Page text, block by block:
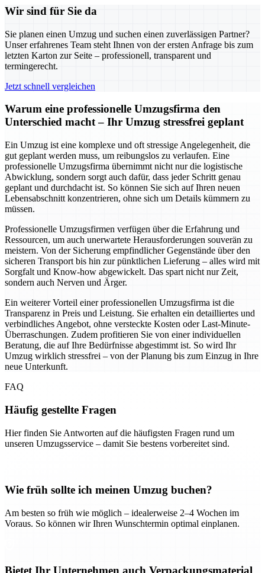
Wir sind für Sie da
Sie planen einen Umzug und suchen einen zuverlässigen Partner?
Unser erfahrenes Team steht Ihnen von der ersten Anfrage bis zum
letzten Karton zur Seite – professionell, transparent und
termingerecht.
Jetzt schnell vergleichen
Warum eine professionelle Umzugsfirma den
Unterschied macht – Ihr Umzug stressfrei geplant
Ein Umzug ist eine komplexe und oft stressige Angelegenheit, die
gut geplant werden muss, um reibungslos zu verlaufen. Eine
professionelle Umzugsfirma übernimmt nicht nur die logistische
Abwicklung, sondern sorgt auch dafür, dass jeder Schritt genau
geplant und durchdacht ist. So können Sie sich auf Ihren neuen
Lebensabschnitt konzentrieren, ohne sich um Details kümmern zu
müssen.
Professionelle Umzugsfirmen verfügen über die Erfahrung und
Ressourcen, um auch unerwartete Herausforderungen souverän zu
meistern. Von der Sicherung empfindlicher Gegenstände über den
sicheren Transport bis hin zur pünktlichen Lieferung – alles wird mit
Sorgfalt und Know-how abgewickelt. Das spart nicht nur Zeit,
sondern auch Nerven und Ärger.
Ein weiterer Vorteil einer professionellen Umzugsfirma ist die
Transparenz in Preis und Leistung. Sie erhalten ein detailliertes und
verbindliches Angebot, ohne versteckte Kosten oder Last-Minute-
Überraschungen. Zudem profitieren Sie von einer individuellen
Beratung, die auf Ihre Bedürfnisse abgestimmt ist. So wird Ihr
Umzug wirklich stressfrei – von der Planung bis zum Einzug in Ihre
neue Unterkunft.
FAQ
Häufig gestellte Fragen
Hier finden Sie Antworten auf die häufigsten Fragen rund um
unseren Umzugsservice – damit Sie bestens vorbereitet sind.
Wie früh sollte ich meinen Umzug buchen?
Am besten so früh wie möglich – idealerweise 2–4 Wochen im
Voraus. So können wir Ihren Wunschtermin optimal einplanen.
Bietet Ihr Unternehmen auch Verpackungsmaterial